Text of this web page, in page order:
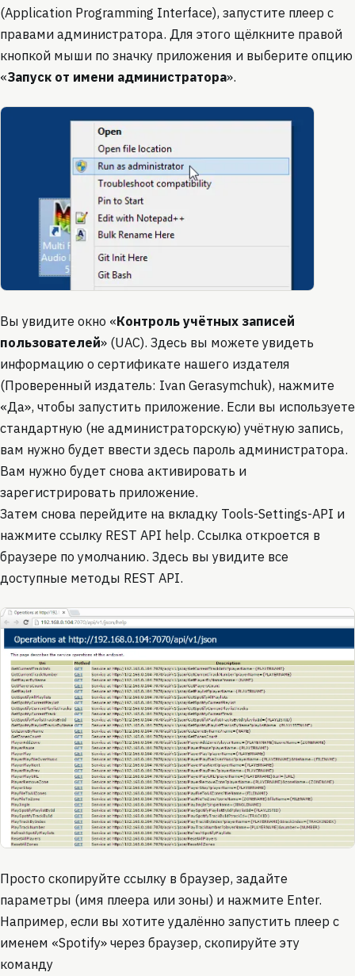
(Application Programming Interface), запустите плеер с
правами администратора. Для этого щёлкните правой
кнопкой мыши по значку приложения и выберите опцию
«Запуск от имени администратора».
Вы увидите окно «Контроль учётных записей
пользователей» (UAC). Здесь вы можете увидеть
информацию о сертификате нашего издателя
(Проверенный издатель: Ivan Gerasymchuk), нажмите
«Да», чтобы запустить приложение. Если вы используете
стандартную (не администраторскую) учётную запись,
вам нужно будет ввести здесь пароль администратора.
Вам нужно будет снова активировать и
зарегистрировать приложение.
Затем снова перейдите на вкладку Tools-Settings-API и
нажмите ссылку REST API help. Ссылка откроется в
браузере по умолчанию. Здесь вы увидите все
доступные методы REST API.
Просто скопируйте ссылку в браузер, задайте
параметры (имя плеера или зоны) и нажмите Enter.
Например, если вы хотите удалённо запустить плеер с
именем «Spotify» через браузер, скопируйте эту
команду